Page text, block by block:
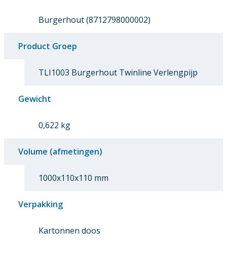
Burgerhout (8712798000002)
Product Groep
TLI1003 Burgerhout Twinline Verlengpijp
Gewicht
0,622 kg
Volume (afmetingen)
1000x110x110 mm
Verpakking
Kartonnen doos